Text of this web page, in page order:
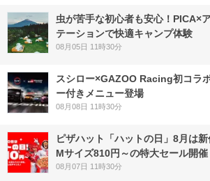
虫が苦手な初心者も安心！PICA×
テーションで快適キャンプ体験
08月05日 11時30分
スシロー×GAZOO Racing初コラ
ー付きメニュー登場
08月08日 11時30分
ピザハット「ハットの日」8月は
Mサイズ810円～の特大セール開催
08月07日 11時30分